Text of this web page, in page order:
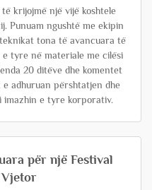
krijojmë një vijë koshtele
Punuam ngushtë me ekipin
tona të avancuara të
tyre në materiale me cilësi
20 ditëve dhe komentet
adhuruan përshtatjen dhe
imazhin e tyre korporativ.
për një Festival